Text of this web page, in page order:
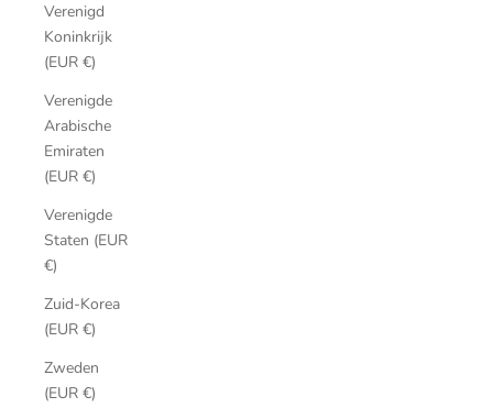
Verenigd
Koninkrijk
(EUR €)
Verenigde
Arabische
Emiraten
(EUR €)
Verenigde
Staten (EUR
€)
Zuid-Korea
(EUR €)
Zweden
(EUR €)